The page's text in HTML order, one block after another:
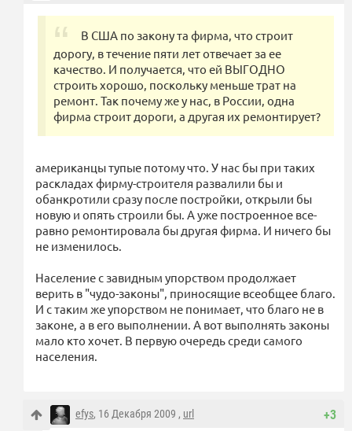
В США по закону та фирма, что строит
дорогу, в течение пяти лет отвечает за ее
качество. И получается, что ей ВЫГОДНО
строить хорошо, поскольку меньше трат на
ремонт. Так почему же у нас, в России, одна
фирма строит дороги, а другая их ремонтирует?
американцы тупые потому что. У нас бы при таких
раскладах фирму-строителя развалили бы и
обанкротили сразу после постройки, открыли бы
новую и опять строили бы. А уже построенное все-
равно ремонтировала бы другая фирма. И ничего бы
не изменилось.
Население с завидным упорством продолжает
верить в "чудо-законы", приносящие всеобщее благо.
И с таким же упорством не понимает, что благо не в
законе, а в его выполнении. А вот выполнять законы
мало кто хочет. В первую очередь среди самого
населения.
+3
efys, 16 Декабря 2009 , url